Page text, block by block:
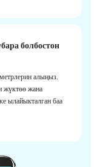
болбостон
алыңыз.
жүктөө жана
ылайыкталган баа